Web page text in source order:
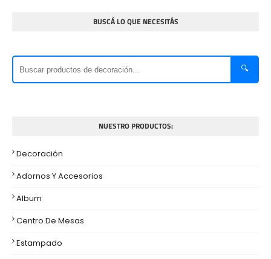
BUSCÁ LO QUE NECESITÁS
🔍
NUESTRO PRODUCTOS:
Decoración
Adornos Y Accesorios
Album
Centro De Mesas
Estampado